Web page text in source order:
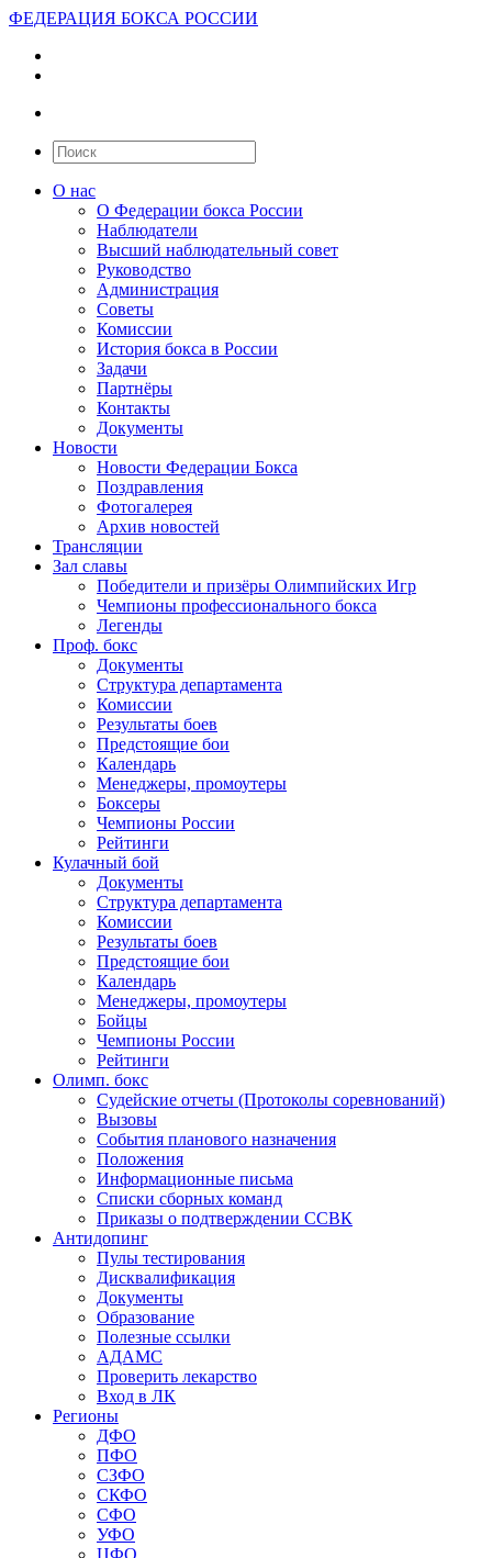
ФЕДЕРАЦИЯ БОКСА РОССИИ
О нас
О Федерации бокса России
Наблюдатели
Высший наблюдательный совет
Руководство
Администрация
Советы
Комиссии
История бокса в России
Задачи
Партнёры
Контакты
Документы
Новости
Новости Федерации Бокса
Поздравления
Фотогалерея
Архив новостей
Трансляции
Зал славы
Победители и призёры Олимпийских Игр
Чемпионы профессионального бокса
Легенды
Проф. бокс
Документы
Структура департамента
Комиссии
Результаты боев
Предстоящие бои
Календарь
Менеджеры, промоутеры
Боксеры
Чемпионы России
Рейтинги
Кулачный бой
Документы
Структура департамента
Комиссии
Результаты боев
Предстоящие бои
Календарь
Менеджеры, промоутеры
Бойцы
Чемпионы России
Рейтинги
Олимп. бокс
Судейские отчеты (Протоколы соревнований)
Вызовы
События планового назначения
Положения
Информационные письма
Списки сборных команд
Приказы о подтверждении ССВК
Антидопинг
Пулы тестирования
Дисквалификация
Документы
Образование
Полезные ссылки
АДАМС
Проверить лекарство
Вход в ЛК
Регионы
ДФО
ПФО
СЗФО
СКФО
СФО
УФО
ЦФО